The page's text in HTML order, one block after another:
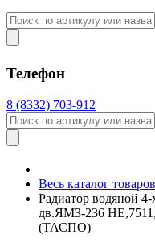
Телефон
8 (8332) 703-912
Весь каталог товаров
Радиатор водяной
дв.ЯМЗ-236
(ТАСПО)